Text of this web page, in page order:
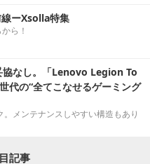
ーXsolla特集
ら！
協なし。「Lenovo Legion To
の“全てこなせるゲーミング
メンテナンスしやすい構造もあり
記事